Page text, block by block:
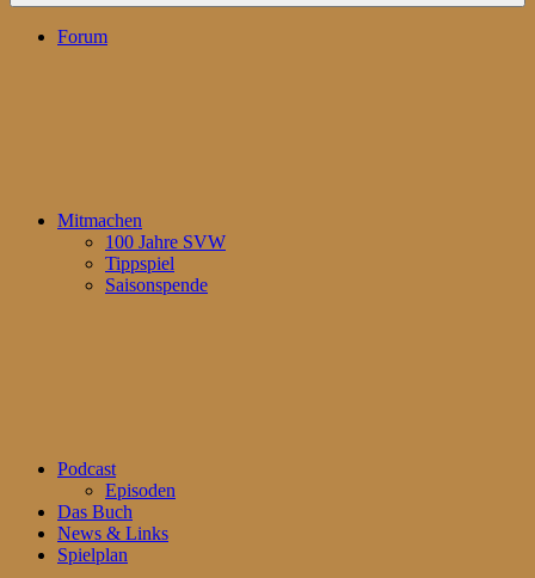
Forum
Mitmachen
100 Jahre SVW
Tippspiel
Saisonspende
Podcast
Episoden
Das Buch
News & Links
Spielplan